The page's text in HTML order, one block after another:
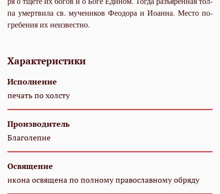
па умерт­ви­ла св. му­че­ни­ков Фе­о­до­ра и Иоан­на. Ме­сто по­
гре­бе­ния их неиз­вест­но.
Характеристики
Исполнение
печать по холсту
Производитель
Благолепие
Освящение
икона освящена по полному православному обряду